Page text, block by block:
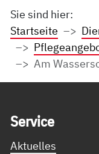
Sie sind hier:
Startseite
Am
Ser­vice
Aktuelles